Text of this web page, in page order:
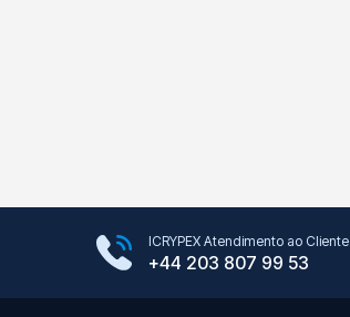
ICRYPEX Atendimento ao Cliente
+44 203 807 99 53
Google Play StoreApp Store